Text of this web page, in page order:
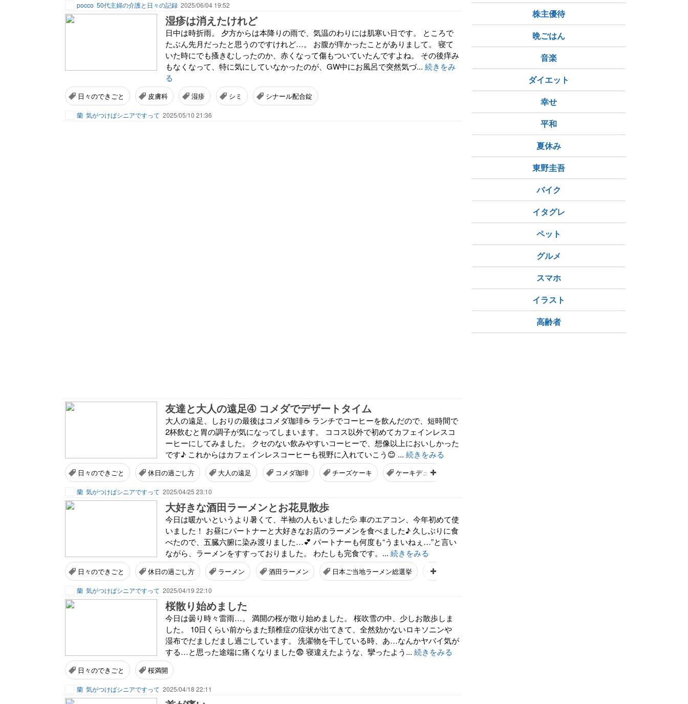
pocco 50代主婦の介護と日々の記録 2025/06/04 19:52
湿疹は消えたけれど
日中は時折雨。 夕方からは本降りの雨で、気温のわりには肌寒い日です。 ところで
たぶん先月だったと思うのですけれど…。 お腹が痒かったことがありまして。 寝て
いた時にでも搔きむしったのか、赤くなって傷もついていたんですよね。 その後痒み
もなくなって、特に気にしていなかったのが、GW中にお風呂で突然気づ... 続きをみ
る
日々のできごと 皮膚科 湿疹 シミ シナール配合錠
蘭 気がつけばシニアですって 2025/05/10 21:36
友達と大人の遠足➃ コメダでデザートタイム
大人の遠足、しおりの最後はコメダ珈琲☕ ランチでコーヒーを飲んだので、短時間で
2杯飲むと胃の調子が気になってしまいます。 ココス以外で初めてカフェインレスコ
ーヒーにしてみました。 クセのない飲みやすいコーヒーで、想像以上においしかった
です♪ これからはカフェインレスコーヒーも視野に入れていこう😊 ... 続きをみる
日々のできごと 休日の過ごし方 大人の遠足 コメダ珈琲 チーズケーキ ケーキデュオ
蘭 気がつけばシニアですって 2025/04/25 23:10
大好きな酒田ラーメンとお花見散歩
今日は暖かいというより暑くて、半袖の人もいました💦 車のエアコン、今年初めて使
いました！ お昼にパートナーと大好きなお店のラーメンを食べました♪ 久しぶりに食
べたので、五臓六腑に染み渡りました…💕 パートナーも何度も“うまいねぇ…”と言い
ながら、ラーメンをすすっておりました。 わたしも完食です。... 続きをみる
日々のできごと 休日の過ごし方 ラーメン 酒田ラーメン 日本ご当地ラーメン総選挙 ラーメン日本一
蘭 気がつけばシニアですって 2025/04/19 22:10
桜散り始めました
今日は曇り時々雷雨…。 満開の桜が散り始めました。 桜吹雪の中、少しお散歩しま
した。 10日くらい前からまた頚椎症の症状が出てきて、全然効かないロキソニンや
湿布でだましだまし過ごしています。 洗濯物を干している時、あ…なんかヤバイ気が
する…と思った途端に痛くなりました😨 寝違えたような、攣ったよう... 続きをみる
日々のできごと 桜満開
蘭 気がつけばシニアですって 2025/04/18 22:11
株主優待
晩ごはん
音楽
ダイエット
幸せ
平和
夏休み
東野圭吾
バイク
イタグレ
ペット
グルメ
スマホ
イラスト
高齢者